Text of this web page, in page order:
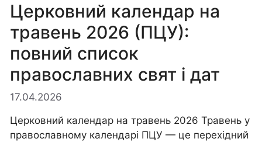
Церковний календар на
травень 2026 (ПЦУ):
повний список
православних свят і дат
17.04.2026
Церковний календар на травень 2026 Травень у
православному календарі ПЦУ — це перехідний